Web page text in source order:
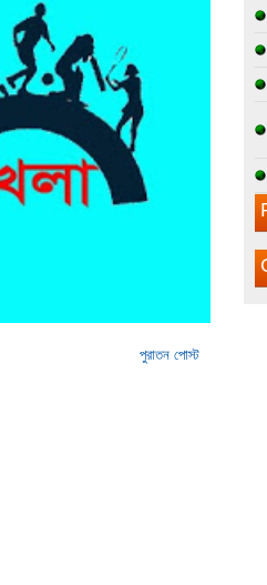
পুরাতন পোস্ট